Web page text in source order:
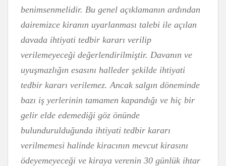
benimsenmelidir. Bu genel açıklamanın ardından
dairemizce kiranın uyarlanması talebi ile açılan
davada ihtiyati tedbir kararı verilip
verilemeyeceği değerlendirilmiştir. Davanın ve
uyuşmazlığın esasını halleder şekilde ihtiyati
tedbir kararı verilemez. Ancak salgın döneminde
bazı iş yerlerinin tamamen kapandığı ve hiç bir
gelir elde edemediği göz önünde
bulundurulduğunda ihtiyati tedbir kararı
verilmemesi halinde kiracının mevcut kirasını
ödeyemeyeceği ve kiraya verenin 30 günlük ihtar